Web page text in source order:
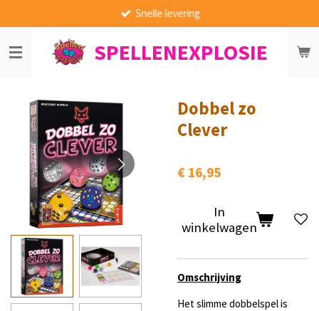
direct
naar
de
SPELLENEXPLOSIE
Snelle levering
Dobbel zo
Clever
€ 16,95
In
winkelwagen
Omschrijving
Het slimme dobbelspel is